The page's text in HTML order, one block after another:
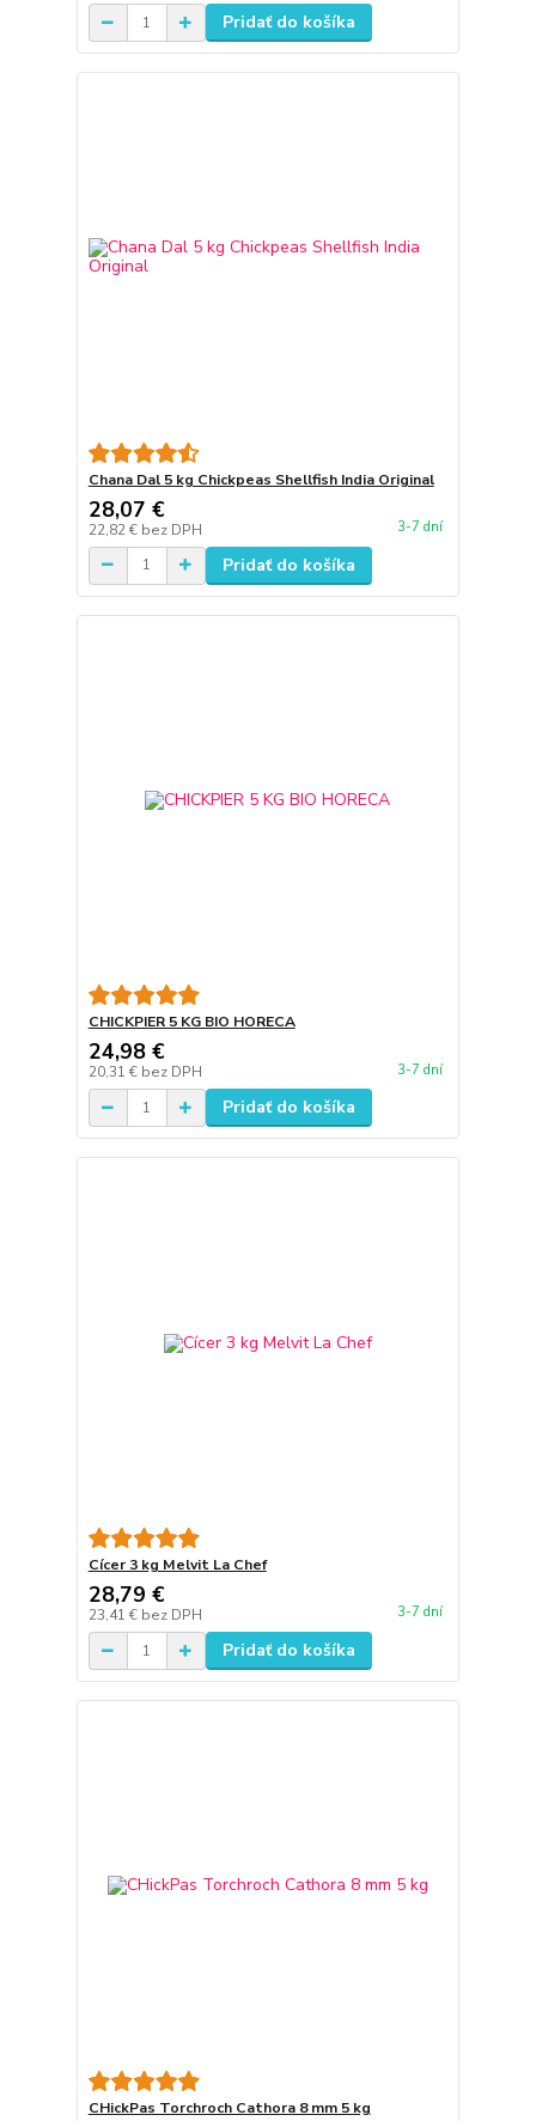
Pridať do košíka
Chana Dal 5 kg Chickpeas Shellfish India Original
28,07 €
22,82 € bez DPH 3-7 dní
Pridať do košíka
CHICKPIER 5 KG BIO HORECA
24,98 €
20,31 € bez DPH 3-7 dní
Pridať do košíka
Cícer 3 kg Melvit La Chef
28,79 €
23,41 € bez DPH 3-7 dní
Pridať do košíka
CHickPas Torchroch Cathora 8 mm 5 kg